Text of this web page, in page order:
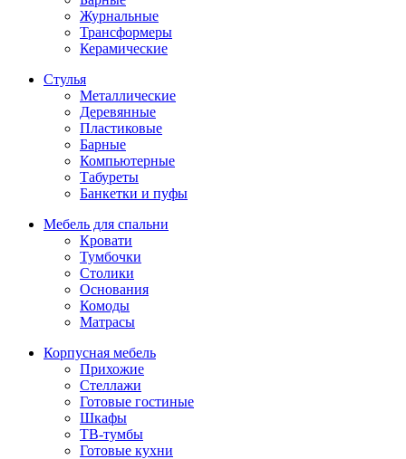
Журнальные
Трансформеры
Керамические
Стулья
Металлические
Деревянные
Пластиковые
Барные
Компьютерные
Табуреты
Банкетки и пуфы
Мебель для спальни
Кровати
Тумбочки
Столики
Основания
Комоды
Матрасы
Корпусная мебель
Прихожие
Стеллажи
Готовые гостиные
Шкафы
ТВ-тумбы
Готовые кухни